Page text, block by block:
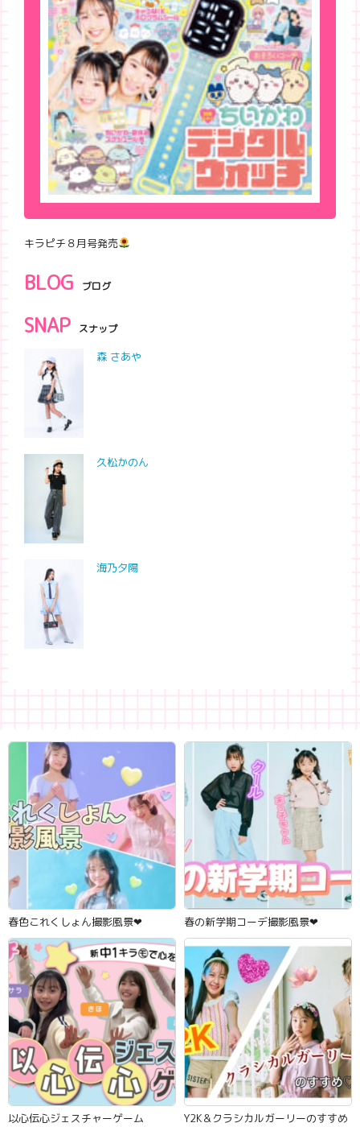
キラピチ８月号発売
BLOG ブログ
SNAP スナップ
森 さあや
久松かのん
海乃夕陽
春色これくしょん撮影風景‪‪❤︎‬ 春の新学期コーデ撮影風景‪‪❤︎‬
以心伝心ジェスチャーゲーム Y2K＆クラシカルガーリーのすすめ